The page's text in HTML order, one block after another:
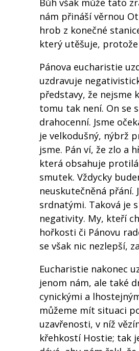
Bůh však může tato
nám přináší věrnou
hrob z konečné
který utěšuje,
Pánova eucharistie
uzdravuje
představy, že nejsme
tomu tak není. On se
drahocenní. Jsme
je velkodušný, nýbrž
jsme. Pán ví, že zlo a
která obsahuje
smutek. Vždycky
neuskutečněná přání.
srdnatými. Taková je
negativity. My, kteří
hořkosti či Pánovu
se však nic nezlepší,
Eucharistie nakonec
jenom nám, ale také
cynickými a
můžeme mít situaci
uzavřenosti, v níž
křehkostí Hostie; tak